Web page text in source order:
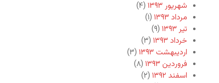
شهریور ۱۳۹۳
(۴)
مرداد ۱۳۹۳
(۱)
تیر ۱۳۹۳
(۹)
خرداد ۱۳۹۳
(۳)
اردیبهشت ۱۳۹۳
(۳)
فروردین ۱۳۹۳
(۸)
اسفند ۱۳۹۲
(۲)